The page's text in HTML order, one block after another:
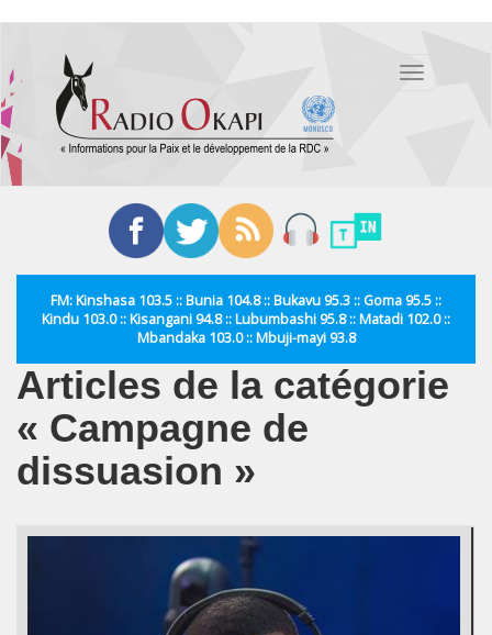
contenu
principal
Toggle
FM: Kinshasa 103.5 :: Bunia 104.8 :: Bukavu 95.3 :: Goma 95.5 ::
Kindu 103.0 :: Kisangani 94.8 :: Lubumbashi 95.8 :: Matadi 102.0 ::
Mbandaka 103.0 :: Mbuji-mayi 93.8
Articles de la catégorie
« Campagne de
dissuasion »